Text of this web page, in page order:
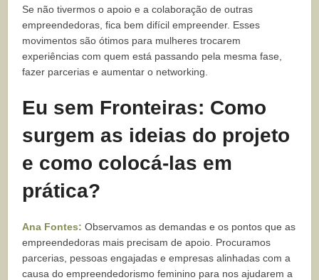
Se não tivermos o apoio e a colaboração de outras
empreendedoras, fica bem difícil empreender. Esses
movimentos são ótimos para mulheres trocarem
experiências com quem está passando pela mesma fase,
fazer parcerias e aumentar o networking.
Eu sem Fronteiras: Como
surgem as ideias do projeto
e como colocá-las em
prática?
Ana Fontes: Observamos as demandas e os pontos que as
empreendedoras mais precisam de apoio. Procuramos
parcerias, pessoas engajadas e empresas alinhadas com a
causa do empreendedorismo feminino para nos ajudarem a